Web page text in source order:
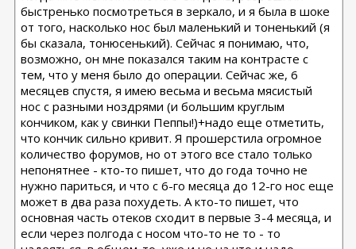
быстренько посмотреться в зеркало, и я была в шоке
от того, насколько нос был маленький и тоненький (я
бы сказала, тонюсенький). Сейчас я понимаю, что,
возможно, он мне показался таким на контрасте с
тем, что у меня было до операции. Сейчас же, 6
месяцев спустя, я имею весьма и весьма мясистый
нос с разными ноздрями (и большим круглым
кончиком, как у свинки Пеппы!)+надо еще отметить,
что кончик сильно кривит. Я прошерстила огромное
количество форумов, но от этого все стало только
непонятнее - кто-то пишет, что до года точно не
нужно париться, и что с 6-го месяца до 12-го нос еще
может в два раза похудеть. А кто-то пишет, что
основная часть отеков сходит в первые 3-4 месяца, и
если через полгода с носом что-то не то - то